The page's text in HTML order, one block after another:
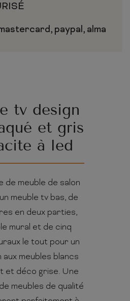
tv design
et gris
à led
de meuble de salon
meuble tv bas, de
en deux parties,
mural et de cinq
le tout pour un
aux meubles blancs
et déco grise. Une
meubles de qualité